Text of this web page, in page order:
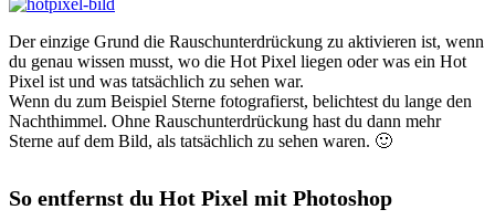
Der einzige Grund die Rauschunterdrückung zu aktivieren ist, wenn
du genau wissen musst, wo die Hot Pixel liegen oder was ein Hot
Pixel ist und was tatsächlich zu sehen war.
Wenn du zum Beispiel Sterne fotografierst, belichtest du lange den
Nachthimmel. Ohne Rauschunterdrückung hast du dann mehr
Sterne auf dem Bild, als tatsächlich zu sehen waren. 🙂
So entfernst du Hot Pixel mit Photoshop